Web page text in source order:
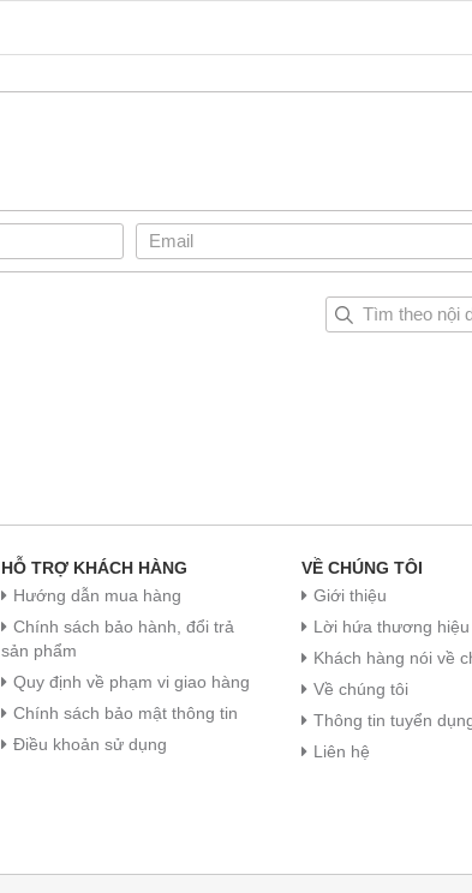
HỖ TRỢ KHÁCH HÀNG
Hướng dẫn mua hàng
Chính sách bảo hành, đổi trả
sản phẩm
Quy định về phạm vi giao hàng
Chính sách bảo mật thông tin
Điều khoản sử dụng
VỀ CHÚNG TÔI
Giới thiệu
Lời hứa thương hiệu
Khách hàng nói về
Về chúng tôi
Thông tin tuyển
Liên hệ